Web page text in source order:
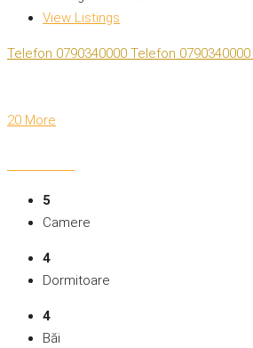
View Listings
Telefon 0790340000 Telefon 0790340000
20 More
5
Camere
4
Dormitoare
4
Băi